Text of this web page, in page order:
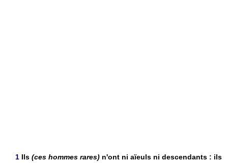
1 Ils (ces hommes rares) n'ont ni aïeuls ni descendants : ils